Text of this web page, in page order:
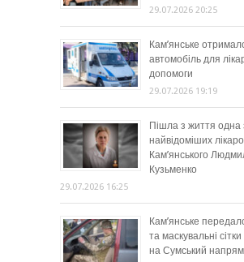
29.07.2026 20:25
Кам’янське
автомобіль для
допомоги
29.07.2026 19:19
Пішла з життя одна
найвідоміших
Кам’янського
Кузьменко
29.07.2026 16:25
Кам’янське
та маскувальні
на Сумський